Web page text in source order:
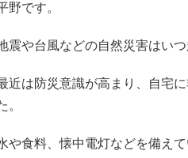
野です。
震や台風などの自然災害はい
近は防災意識が高まり、自宅
。
や食料、懐中電灯などを備え